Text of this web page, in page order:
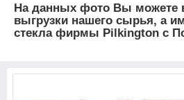
На данных фото Вы можете
выгрузки нашего сырья, а
стекла фирмы Pilkington с